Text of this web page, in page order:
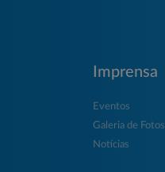
Imprensa
Eventos
Galeria de Fotos
Notícias